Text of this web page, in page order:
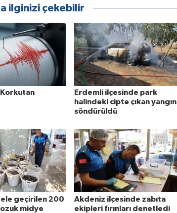
ilginizi çekebilir
Erdemli ilçesinde park
halindeki cipte çıkan yangın
söndürüldü
geçirilen 200
midye
Akdeniz ilçesinde zabıta
ekipleri fırınları denetledi